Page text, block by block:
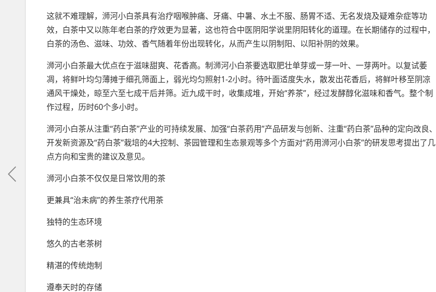
这就不难理解，浉河小白茶具有治疗咽喉肿痛、牙痛、中暑、水土不服、肠胃不适、无名发烧及疑难杂症等功
效，白茶中又以陈年老白茶的疗效更为显著，️这也符合中医阴阳学说里阴阳转化的道理。在长期储存的过程中，
白茶的汤色、滋味、功效、香气随着年份出现转化，从而产生以阴制阳、以阳补阴的效果。
浉河小白茶最大优点在于滋味甜爽、花香高。制浉河小白茶要选取肥壮单芽或一芽一叶、一芽两叶。以复试萎
凋，将鲜叶均匀薄摊于细孔筛面上，弱光均匀照射1-2小时。待叶面适度失水，散发出花香后，将鲜叶移至阴凉
通风干燥处，晾至六至七成干后并筛。近九成干时，收集成堆，开始“养茶”，经过发酵醇化滋味和香气。整个制
作过程，历时60个多小时。
浉河小白茶从注重“药白茶”产业的可持续发展、加强“白茶药用”产品研发与创新、注重“药白茶”品种的定向改良、
开发新资源及“药白茶”栽培的4大控制、茶园管理和生态景观等多个方面对“药用浉河小白茶”的研发思考提出了几
点方向和宝贵的建议及意见。
浉河小白茶不仅仅是日常饮用的茶
更兼具“治未病”的养生茶疗代用茶
独特的生态环境
悠久的古老茶树
精湛的传统炮制
遵奉天时的存储